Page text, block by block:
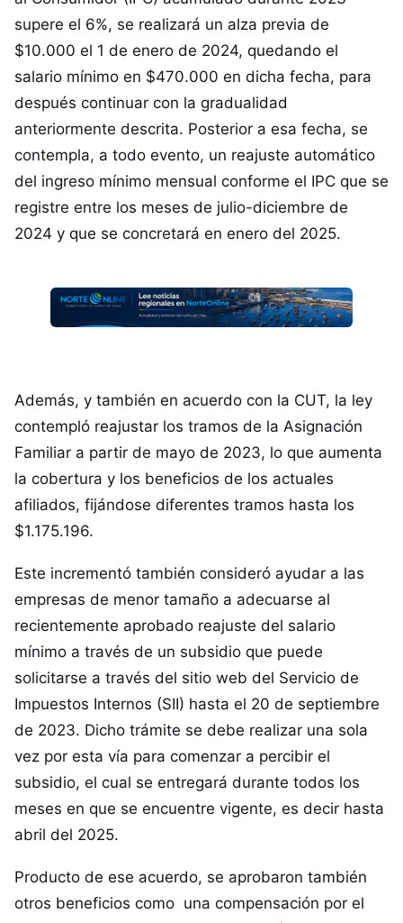
supere el 6%, se realizará un alza previa de
$10.000 el 1 de enero de 2024, quedando el
salario mínimo en $470.000 en dicha fecha, para
después continuar con la gradualidad
anteriormente descrita. Posterior a esa fecha, se
contempla, a todo evento, un reajuste automático
del ingreso mínimo mensual conforme el IPC que se
registre entre los meses de julio-diciembre de
2024 y que se concretará en enero del 2025.
Además, y también en acuerdo con la CUT, la ley
contempló reajustar los tramos de la Asignación
Familiar a partir de mayo de 2023, lo que aumenta
la cobertura y los beneficios de los actuales
afiliados, fijándose diferentes tramos hasta los
$1.175.196.
Este incrementó también consideró ayudar a las
empresas de menor tamaño a adecuarse al
recientemente aprobado reajuste del salario
mínimo a través de un subsidio que puede
solicitarse a través del sitio web del Servicio de
Impuestos Internos (SII) hasta el 20 de septiembre
de 2023. Dicho trámite se debe realizar una sola
vez por esta vía para comenzar a percibir el
subsidio, el cual se entregará durante todos los
meses en que se encuentre vigente, es decir hasta
abril del 2025.
Producto de ese acuerdo, se aprobaron también
otros beneficios como una compensación por el